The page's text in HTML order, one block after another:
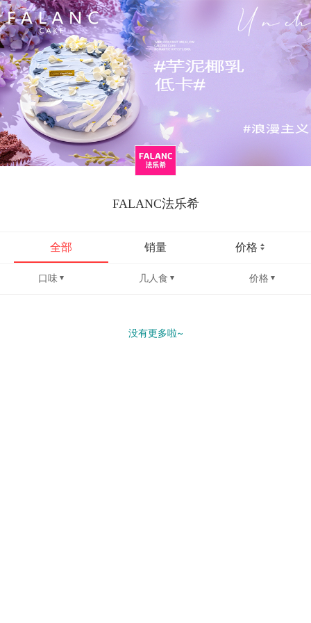
FALANC法乐希
全部 销量 价格
口味 几人食 价格
没有更多啦~